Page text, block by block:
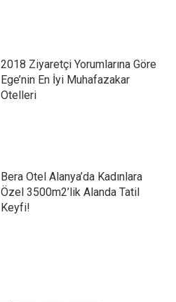
2018 Ziyaretçi Yorumlarına Göre
Ege’nin En İyi Muhafazakar
Otelleri
Bera Otel Alanya’da Kadınlara
Özel 3500m2’lik Alanda Tatil
Keyfi!